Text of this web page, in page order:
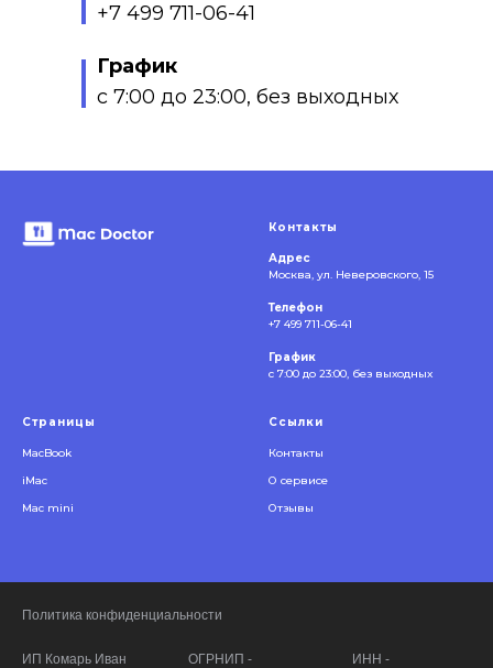
График
с 7:00 до 23:00, без выходных
+7 499 711-06-41
Контакты
Адрес
Москва, ул. Неверовского, 15
Телефон
+7 499 711-06-41
График
с 7:00 до 23:00, без выходных
Страницы
MacBook
iMac
Mac mini
Ссылки
Контакты
О сервисе
Отзывы
ИП Комарь Иван ОГРНИП - ИНН -
Политика конфиденциальности